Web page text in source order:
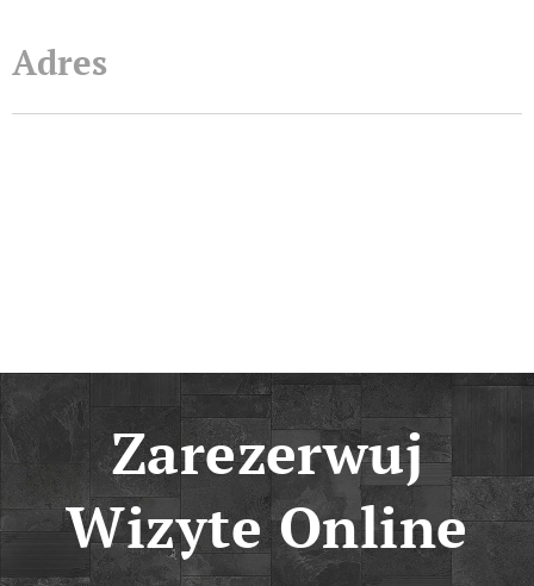
Adres
Zarezerwuj
WizyteOnline